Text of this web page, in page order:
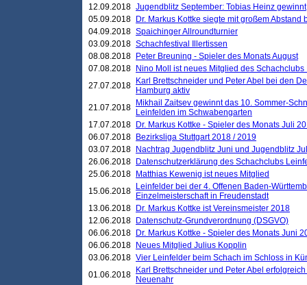
12.09.2018 Jugendblitz September: Tobias Heinz gewinnt
05.09.2018
Dr. Markus Kottke siegte mit großem
04.09.2018 Spaichinger Allroundturnier
03.09.2018 Schachfestival Illertissen
08.08.2018
Peter Breuning - Spieler des Monats August
07.08.2018
Nino Moll ist neues Mitglied des
27.07.2018
Karl Brettschneider und Peter Abel bei den
Hamburg aktiv
21.07.2018
Mikhail Zaitsev gewinnt das 10. Sommer-
Leinfelden im Schwabengarten
17.07.2018
Dr. Markus Kottke - Spieler des Monats Juli
06.07.2018
Bezirksliga Stuttgart 2018 / 2019
03.07.2018
Nachtrag Jugendblitz Juni und Jugendblitz
26.06.2018
Datenschutzerklärung des Schachclubs
25.06.2018
Matthias Kewenig ist neues Mitglied
15.06.2018
Leinfelder bei der 4. Offenen Baden-
Einzelmeisterschaft in Freudenstadt
13.06.2018
Dr. Markus Kottke ist Vereinsmeister 2018
12.06.2018
Datenschutz-Grundverordnung (DSGVO)
06.06.2018
Dr. Markus Kottke - Spieler des Monats Juni
06.06.2018
Neues Mitglied Julius Kopplin
03.06.2018 Vier Leinfelder beim Schach im Schloss in
01.06.2018
Karl Brettschneider und Peter Abel
Neuenahr